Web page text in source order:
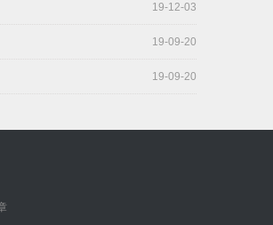
19-12-03
19-09-20
19-09-20